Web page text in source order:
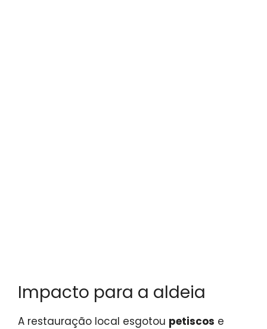
Impacto para a aldeia
A restauração local esgotou petiscos e